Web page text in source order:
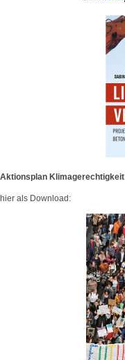
Aktionsplan Klimagerechtigkeit
hier als Download: